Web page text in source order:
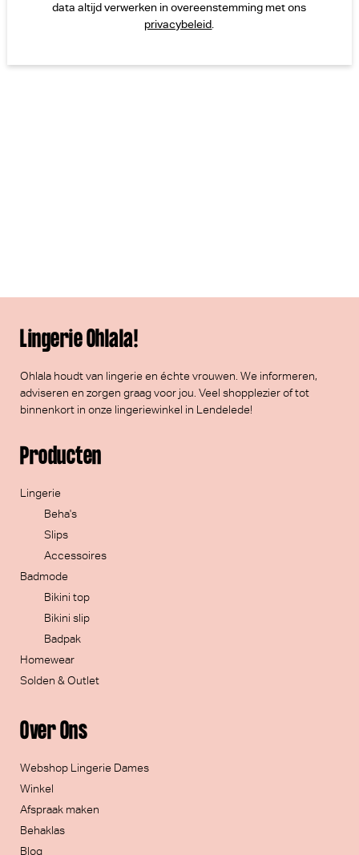
data altijd verwerken in overeenstemming met ons
privacybeleid
Lingerie Ohlala!
Ohlala houdt van lingerie en échte vrouwen. We informeren,
adviseren en zorgen graag voor jou. Veel shopplezierof tot
binnenkort in onze lingeriewinkel in Lendelede!
Over Ons
Webshop Lingerie Dames
Winkel
Afspraak maken
Behaklas
Blog
Producten
Lingerie
Beha's
Slips
Accessoires
Badmode
Bikini top
Bikini slip
Badpak
Homewear
Solden & Outlet